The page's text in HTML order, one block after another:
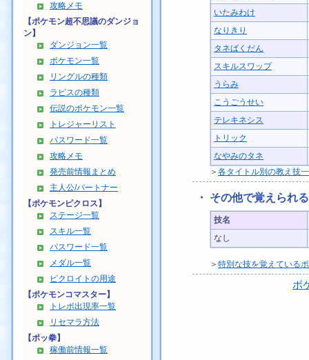
攻略メモ
【ポケモン超不思議のダンジョ
ン】
ダンジョン一覧
ポケモン一覧
リングルの種類
ラピスの種類
伝説のポケモン一覧
トレジャーリスト
パスワード一覧
攻略メモ
発売前情報まとめ
主人公/パートナー
【ポケモンピクロス】
ステージ一覧
スキル一覧
パスワード一覧
メダル一覧
ピクロイトの用途
【ポケモンコマスター】
トレボ出現率一覧
リセマラ方法
【ポッ拳】
稼働前情報一覧
いたみわけ
なりきり
タネばくだん
スキルスワップ
うらみ
こうごうせい
テレキネシス
トリック
なやみのタネ
＞ 各タイトル別の教え技
・ その他で覚えられ
技名
なし
＞ 特別な技を覚えている
ポ